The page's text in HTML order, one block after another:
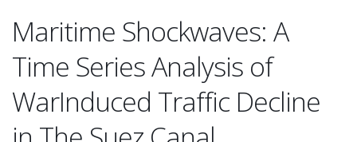
Maritime Shockwaves: A
Time Series Analysis of
WarInduced Traffic Decline